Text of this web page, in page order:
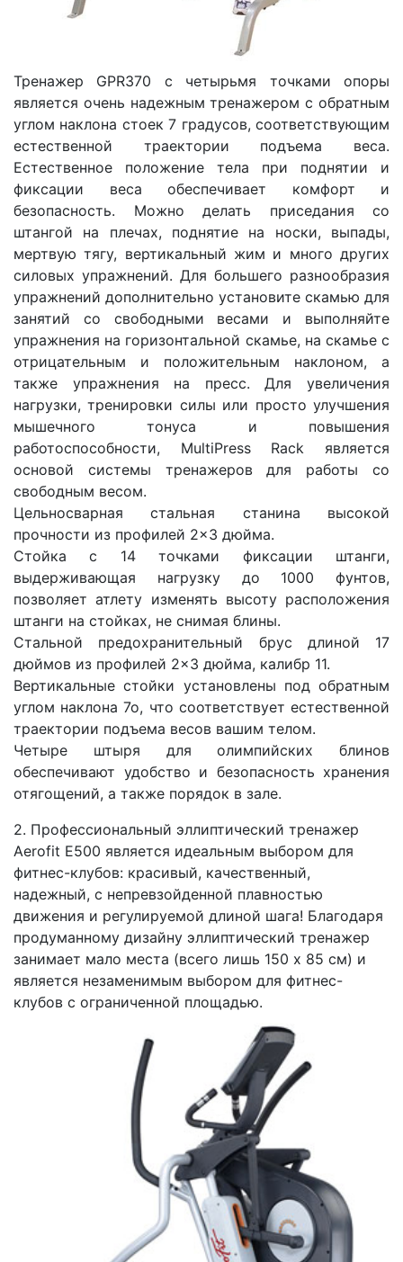
Тренажер GPR370 с четырьмя точками опоры
является очень надежным тренажером с обратным
углом наклона стоек 7 градусов, соответствующим
естественной траектории подъема веса.
Естественное положение тела при поднятии и
фиксации веса обеспечивает комфорт и
безопасность. Можно делать приседания со
штангой на плечах, поднятие на носки, выпады,
мертвую тягу, вертикальный жим и много других
силовых упражнений. Для большего разнообразия
упражнений дополнительно установите скамью для
занятий со свободными весами и выполняйте
упражнения на горизонтальной скамье, на скамье с
отрицательным и положительным наклоном, а
также упражнения на пресс. Для увеличения
нагрузки, тренировки силы или просто улучшения
мышечного тонуса и повышения
работоспособности, MultiPress Rack является
основой системы тренажеров для работы со
свободным весом.
Цельносварная стальная станина высокой
прочности из профилей 2×3 дюйма.
Стойка с 14 точками фиксации штанги,
выдерживающая нагрузку до 1000 фунтов,
позволяет атлету изменять высоту расположения
штанги на стойках, не снимая блины.
Стальной предохранительный брус длиной 17
дюймов из профилей 2×3 дюйма, калибр 11.
Вертикальные стойки установлены под обратным
углом наклона 7о, что соответствует естественной
траектории подъема весов вашим телом.
Четыре штыря для олимпийских блинов
обеспечивают удобство и безопасность хранения
отягощений, а также порядок в зале.
2. Профессиональный эллиптический тренажер
Aerofit E500 является идеальным выбором для
фитнес-клубов: красивый, качественный,
надежный, с непревзойденной плавностью
движения и регулируемой длиной шага! Благодаря
продуманному дизайну эллиптический тренажер
занимает мало места (всего лишь 150 х 85 см) и
является незаменимым выбором для фитнес-
клубов с ограниченной площадью.